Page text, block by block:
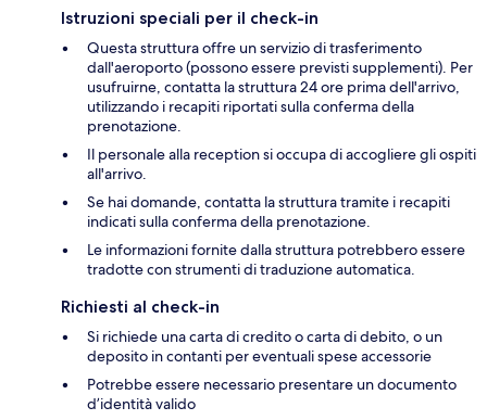
Istruzioni speciali per il check-in
Questa struttura offre un servizio di trasferimento
dall'aeroporto (possono essere previsti supplementi). Per
usufruirne, contatta la struttura 24 ore prima dell'arrivo,
utilizzando i recapiti riportati sulla conferma della
prenotazione.
Il personale alla reception si occupa di accogliere gli ospiti
all'arrivo.
Se hai domande, contatta la struttura tramite i recapiti
indicati sulla conferma della prenotazione.
Le informazioni fornite dalla struttura potrebbero essere
tradotte con strumenti di traduzione automatica.
Richiesti al check-in
Si richiede una carta di credito o carta di debito, o un
deposito in contanti per eventuali spese accessorie
Potrebbe essere necessario presentare un documento
d’identità valido